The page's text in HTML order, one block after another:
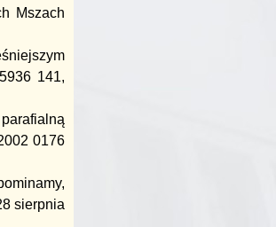
Mszach
141,
0176
sierpnia